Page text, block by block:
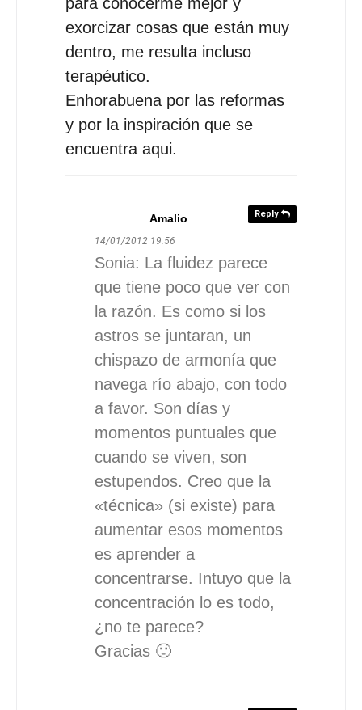
exorcizar cosas que están muy
dentro, me resulta incluso
terapéutico.
Enhorabuena por las reformas
y por la inspiración que se
encuentra aqui.
Reply
Amalio
14/01/2012 19:56
Sonia: La fluidez parece
que tiene poco que ver con
la razón. Es como si los
astros se juntaran, un
chispazo de armonía que
navega río abajo, con todo
a favor. Son días y
momentos puntuales que
cuando se viven, son
estupendos. Creo que la
«técnica» (si existe) para
aumentar esos momentos
es aprender a
concentrarse. Intuyo que la
concentración lo es todo,
¿no te parece?
Gracias 🙂